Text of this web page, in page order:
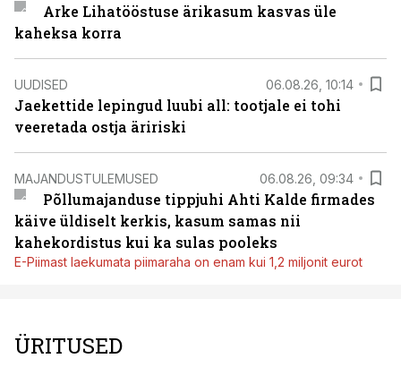
Arke Lihatööstuse ärikasum kasvas üle
kaheksa korra
UUDISED 06.08.26, 10:14
Jaekettide lepingud luubi all: tootjale ei tohi
veeretada ostja äririski
MAJANDUSTULEMUSED 06.08.26, 09:34
Põllumajanduse tippjuhi Ahti Kalde firmades
käive üldiselt kerkis, kasum samas nii
kahekordistus kui ka sulas pooleks
E-Piimast laekumata piimaraha on enam kui 1,2 miljonit eurot
ÜRITUSED